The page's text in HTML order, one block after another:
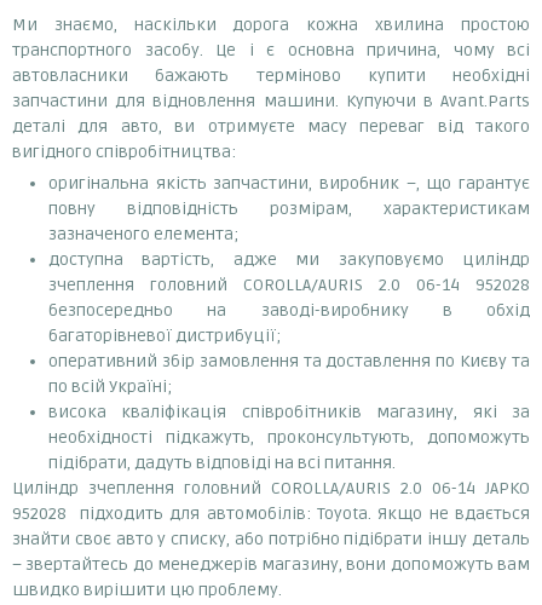
Ми знаємо, наскільки дорога кожна хвилина простою
транспортного засобу. Це і є основна причина, чому всі
автовласники бажають терміново купити необхідні
запчастини для відновлення машини. Купуючи в Avant.Parts
деталі для авто, ви отримуєте масу переваг від такого
вигідного співробітництва:
оригінальна якість запчастини, виробник –, що гарантує
повну відповідність розмірам, характеристикам
зазначеного елемента;
доступна вартість, адже ми закуповуємо циліндр
зчеплення головний COROLLA/AURIS 2.0 06-14 952028
безпосередньо на заводі-виробнику в обхід
багаторівневої дистрибуції;
оперативний збір замовлення та доставлення по Києву та
по всій Україні;
висока кваліфікація співробітників магазину, які за
необхідності підкажуть, проконсультують, допоможуть
підібрати, дадуть відповіді на всі питання.
Циліндр зчеплення головний COROLLA/AURIS 2.0 06-14 JAPKO
952028 підходить для автомобілів: Toyota. Якщо не вдається
знайти своє авто у списку, або потрібно підібрати іншу деталь
– звертайтесь до менеджерів магазину, вони допоможуть вам
швидко вирішити цю проблему.